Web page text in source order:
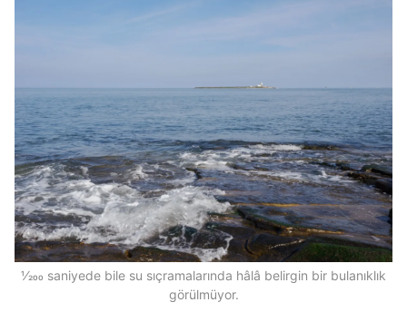
1⁄200 saniyede bile su sıçramalarında hâlâ belirgin bir bulanıklık
görülmüyor.